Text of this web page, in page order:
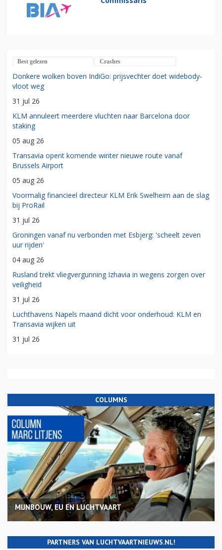
Best gelezen Crashes
Donkere wolken boven IndiGo: prijsvechter doet widebody-
vloot weg
31 jul 26
KLM annuleert meerdere vluchten naar Barcelona door
staking
05 aug 26
Transavia opent komende winter nieuwe route vanaf
Brussels Airport
05 aug 26
Voormalig financieel directeur KLM Erik Swelheim aan de slag
bij ProRail
31 jul 26
Groningen vanaf nu verbonden met Esbjerg: 'scheelt zeven
uur rijden'
04 aug 26
Rusland trekt vliegvergunning Izhavia in wegens zorgen over
veiligheid
31 jul 26
Luchthavens Napels maand dicht voor onderhoud: KLM en
Transavia wijken uit
31 jul 26
COLUMNS
MIJNBOUW, EU EN LUCHTVAART
PARTNERS VAN LUCHTVAARTNIEUWS.NL!